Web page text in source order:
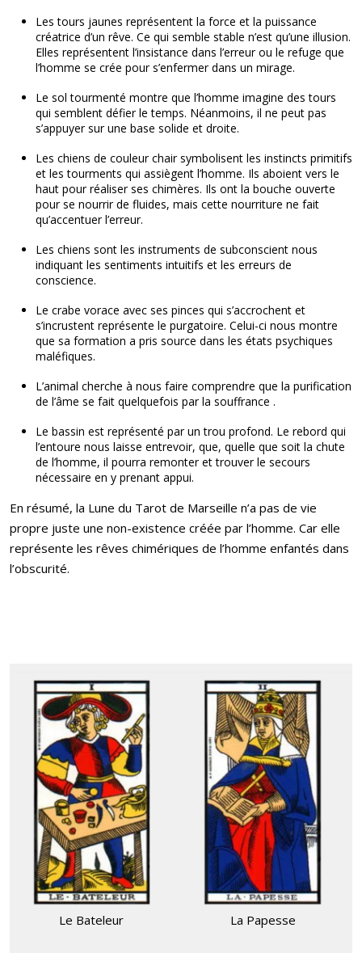
Les tours jaunes représentent la force et la puissance
créatrice d’un rêve. Ce qui semble stable n’est qu’une illusion.
Elles représentent l’insistance dans l’erreur ou le refuge que
l’homme se crée pour s’enfermer dans un mirage.
Le sol tourmenté montre que l’homme imagine des tours
qui semblent défier le temps. Néanmoins, il ne peut pas
s’appuyer sur une base solide et droite.
Les chiens de couleur chair symbolisent les instincts primitifs
et les tourments qui assiègent l’homme. Ils aboient vers le
haut pour réaliser ses chimères. Ils ont la bouche ouverte
pour se nourrir de fluides, mais cette nourriture ne fait
qu’accentuer l’erreur.
Les chiens sont les instruments de subconscient nous
indiquant les sentiments intuitifs et les erreurs de
conscience.
Le crabe vorace avec ses pinces qui s’accrochent et
s’incrustent représente le purgatoire. Celui-ci nous montre
que sa formation a pris source dans les états psychiques
maléfiques.
L’animal cherche à nous faire comprendre que la purification
de l’âme se fait quelquefois par la souffrance .
Le bassin est représenté par un trou profond. Le rebord qui
l’entoure nous laisse entrevoir, que, quelle que soit la chute
de l’homme, il pourra remonter et trouver le secours
nécessaire en y prenant appui.
En résumé, la Lune du Tarot de Marseille n’a pas de vie
propre juste une non-existence créée par l’homme. Car elle
représente les rêves chimériques de l’homme enfantés dans
l’obscurité.
Le Bateleur La Papesse